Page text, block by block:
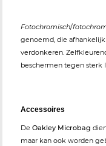
Fotochromisch/
genoemd, die
verdonkeren.
beschermen tegen sterk
Accessoires
De Oakley Microbag
maar kan ook worden